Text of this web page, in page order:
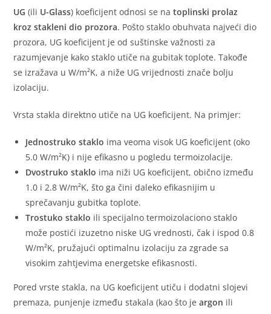
UG (ili U-Glass) koeficijent odnosi se natoplinski prolaz
kroz stakleni dio prozora. Pošto staklo obuhvata najveći dio
prozora, UG koeficijent je od suštinske važnosti za
razumjevanje kako staklo utiče na gubitak toplote. Takođe
se izražava u W/m²K, a niže UG vrijednosti znače bolju
izolaciju.
Vrsta stakla direktno utiče na UG koeficijent. Na primjer:
Jednostruko staklo ima veoma visok UG koeficijent (oko
5.0 W/m²K) i nije efikasno u pogledu termoizolacije.
Dvostruko staklo ima niži UG koeficijent, obično između
1.0 i 2.8 W/m²K, što ga čini daleko efikasnijim u
sprečavanju gubitka toplote.
Trostuko staklo ili specijalno termoizolaciono staklo
može postići izuzetno niske UG vrednosti, čak i ispod 0.8
W/m²K, pružajući optimalnu izolaciju za zgrade sa
visokim zahtjevima energetske efikasnosti.
Pored vrste stakla, na UG koeficijent utiču i dodatni slojevi
premaza, punjenje između stakala (kao što jeargon ili